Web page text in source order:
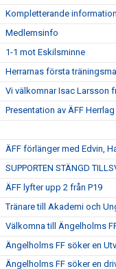
Kompletterande
Medlemsinfo
1-1 mot Eskilsminne
Herrarnas första
Vi välkomnar Isac Larsson
Presentation av ÄFF Herrlag
ÄFF förlänger med Edvin,
SUPPORTEN STÄNGD
ÄFF lyfter upp 2 från P19
Tränare till Akademi och
Välkomna till Ängelholms
Ängelholms FF söker en
Ängelholms FF söker en